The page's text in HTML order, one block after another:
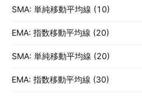
SMA: 単純移動平均線 (10)
EMA: 指数移動平均線 (20)
SMA: 単純移動平均線 (20)
EMA: 指数移動平均線 (30)